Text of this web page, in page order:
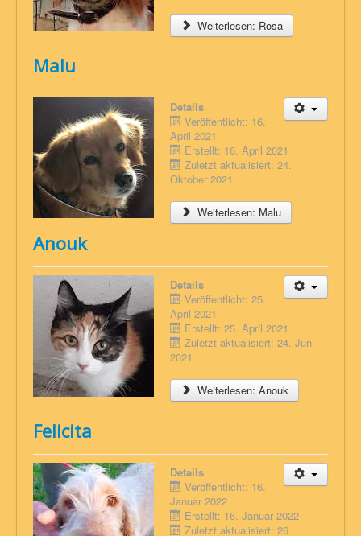
Weiterlesen: Rosa
Malu
Details
Veröffentlicht: 16.
April 2021
Erstellt: 16. April 2021
Zuletzt aktualisiert: 24.
Oktober 2021
Weiterlesen: Malu
Anouk
Details
Veröffentlicht: 25.
April 2021
Erstellt: 25. April 2021
Zuletzt aktualisiert: 24. Juni
2021
Weiterlesen: Anouk
Felicita
Details
Veröffentlicht: 16.
Januar 2022
Erstellt: 16. Januar 2022
Zuletzt aktualisiert: 26.